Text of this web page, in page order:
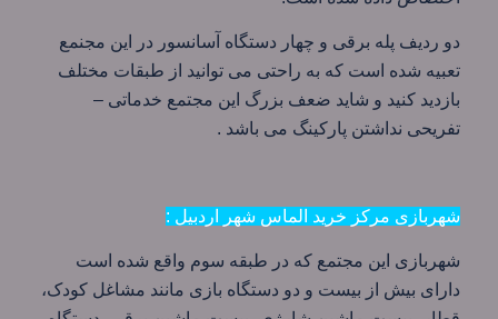
دو ردیف پله برقی و چهار دستگاه آسانسور در این مجنمع
تعبیه شده است که به راحتی می توانید از طبقات مختلف
بازدید کنید و شاید ضعف بزرگ این مجتمع خدماتی –
تفریحی نداشتن پارکینگ می باشد .
شهربازی مرکز خرید الماس شهر اردبیل :
شهر‌بازی این مجتمع که در طبقه سوم واقع شده است
دارای بیش از بیست و دو دستگاه بازی مانند مشاغل کودک،